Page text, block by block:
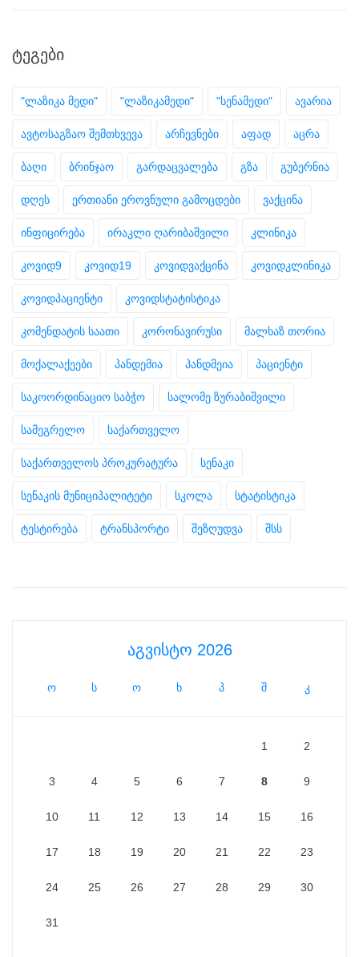
ᲢᲔᲒᲔᲑᲘ
"ლაზიკა მედი" "ლაზიკამედი" "სენამედი" ავარია
ავტოსაგზაო შემთხვევა არჩევნები აფად აცრა
ბაღი ბრინჯაო გარდაცვალება გზა გუბერნია
დღეს ერთიანი ეროვნული გამოცდები ვაქცინა
ინფიცირება ირაკლი ღარიბაშვილი კლინიკა
კოვიდ9 კოვიდ19 კოვიდვაქცინა კოვიდკლინიკა
კოვიდპაციენტი კოვიდსტატისტიკა
კომენდატის საათი კორონავირუსი მალხაზ თორია
მოქალაქეები პანდემია პანდმეია პაციენტი
საკოორდინაციო საბჭო სალომე ზურაბიშვილი
სამეგრელო საქართველო
საქართველოს პროკურატურა სენაკი
სენაკის მუნიციპალიტეტი სკოლა სტატისტიკა
ტესტირება ტრანსპორტი შეზღუდვა შსს
აგვისტო 2026
ო ს ო ხ პ შ კ
1 2
3 4 5 6 7 8 9
10 11 12 13 14 15 16
17 18 19 20 21 22 23
24 25 26 27 28 29 30
31